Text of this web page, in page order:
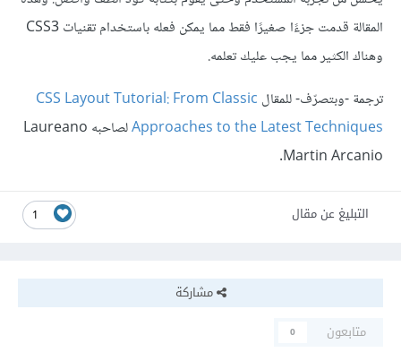
المقالة قدمت جزءًا صغيرًا فقط مما يمكن فعله باستخدام تقنيات CSS3
وهناك الكثير مما يجب عليك تعلمه.
ترجمة -وبتصرّف- للمقال CSS Layout Tutorial: From Classic
Approaches to the Latest Techniques
لصاحبه Laureano
Martin Arcanio.
1 التبليغ عن مقال
مشاركة
متابعون
0